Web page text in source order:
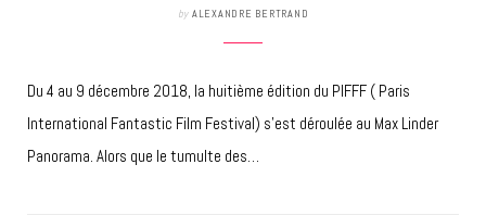
by ALEXANDRE BERTRAND
Du 4 au 9 décembre 2018, la huitième édition du PIFFF ( Paris
International Fantastic Film Festival) s’est déroulée au Max Linder
Panorama. Alors que le tumulte des…